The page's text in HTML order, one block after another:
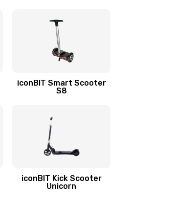
iconBIT Smart Scooter
S8
iconBIT Kick Scooter
Unicorn